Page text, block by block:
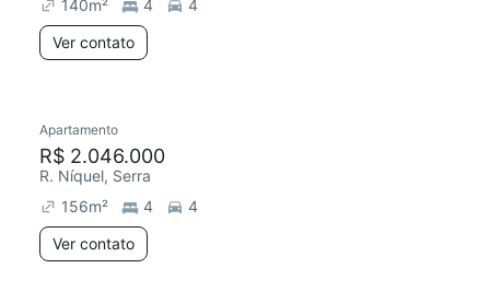
140m² 4
4
Ver contato
Redecorar
Apartamento
R$ 2.046.000
R. Níquel, Serra
156m² 4
4
Ver contato